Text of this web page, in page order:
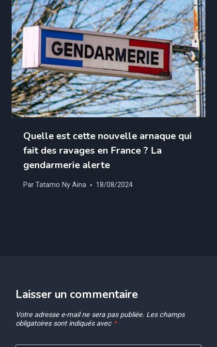
Quelle est cette nouvelle arnaque qui
fait des ravages en France ? La
gendarmerie alerte
ParTatamo Ny Aina 18/08/2024
Laisser un commentaire
Votre adresse e-mail ne sera pas publiée. Les champs
obligatoires sont indiqués avec *